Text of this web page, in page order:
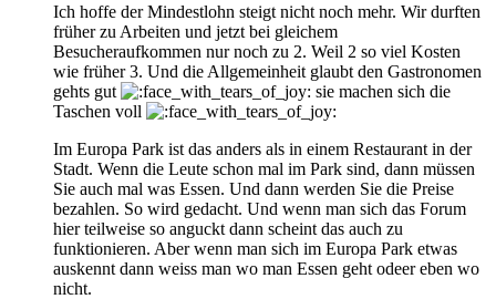
Ich hoffe der Mindestlohn steigt nicht noch mehr. Wir durften
früher zu Arbeiten und jetzt bei gleichem
Besucheraufkommen nur noch zu 2. Weil 2 so viel Kosten
wie früher 3. Und die Allgemeinheit glaubt den Gastronomen
gehts gut
sie machen sich die
Taschen voll
Im Europa Park ist das anders als in einem Restaurant in der
Stadt. Wenn die Leute schon mal im Park sind, dann müssen
Sie auch mal was Essen. Und dann werden Sie die Preise
bezahlen. So wird gedacht. Und wenn man sich das Forum
hier teilweise so anguckt dann scheint das auch zu
funktionieren. Aber wenn man sich im Europa Park etwas
auskennt dann weiss man wo man Essen geht odeer eben wo
nicht.